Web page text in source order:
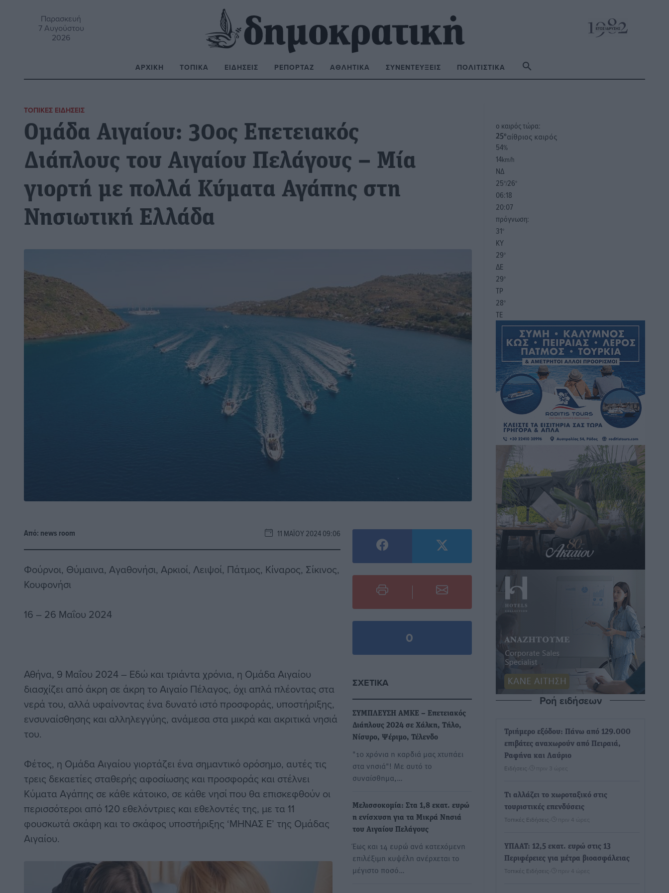
Παρασκευή
7 Αυγούστου
2026
ΑΡΧΙΚΉ ΤΟΠΙΚΆ ΕΙΔΉΣΕΙΣ ΡΕΠΟΡΤΆΖ ΑΘΛΗΤΙΚΆ ΣΥΝΕΝΤΕΎΞΕΙΣ ΠΟΛΙΤΙΣΤΙΚΆ
ΤΟΠΙΚΈΣ ΕΙΔΉΣΕΙΣ
Ομάδα Αιγαίου: 30ος Επετειακός
Διάπλους του Αιγαίου Πελάγους – Μία
γιορτή με πολλά Κύματα Αγάπης στη
Νησιωτική Ελλάδα
Από: news room 11 ΜΑΪ́ΟΥ 2024 09:06
Φούρνοι, Θύμαινα, Αγαθονήσι, Αρκιοί, Λειψοί, Πάτμος, Κίναρος, Σίκινος,
Κουφονήσι
16 – 26 Μαΐου 2024
Αθήνα, 9 Μαΐου 2024 – Εδώ και τριάντα χρόνια, η Ομάδα Αιγαίου
διασχίζει από άκρη σε άκρη το Αιγαίο Πέλαγος, όχι απλά πλέοντας στα
νερά του, αλλά υφαίνοντας ένα δυνατό ιστό προσφοράς, υποστήριξης,
ενσυναίσθησης και αλληλεγγύης, ανάμεσα στα μικρά και ακριτικά νησιά
του.
Φέτος, η Ομάδα Αιγαίου γιορτάζει ένα σημαντικό ορόσημο, αυτές τις
τρεις δεκαετίες σταθερής αφοσίωσης και προσφοράς και στέλνει
Κύματα Αγάπης σε κάθε κάτοικο, σε κάθε νησί που θα επισκεφθούν οι
περισσότεροι από 120 εθελόντριες και εθελοντές της, με τα 11
φουσκωτά σκάφη και το σκάφος υποστήριξης ‘ΜΗΝΑΣ Ε’ της Ομάδας
Αιγαίου.
0
ΣΧΕΤΙΚΆ
ΣΥΜΠΛΕΥΣΗ ΑΜΚΕ – Επετειακός
Διάπλους 2024 σε Χάλκη, Τήλο,
Νίσυρο, Ψέριμο, Τέλενδο
"10 χρόνια η καρδιά μας χτυπάει
στα νησιά"! Mε αυτό το
συναίσθημα,…
Μελισσοκομία: Στα 1,8 εκατ. ευρώ
η ενίσχυση για τα Μικρά Νησιά
του Αιγαίου Πελάγους
Έως και 14 ευρώ ανά κατεχόμενη
επιλέξιμη κυψέλη ανέρχεται το
μέγιστο ποσό…
o καιρός τώρα:
25°αίθριος καιρός
54%
14km/h
ΝΔ
25°/26°
06:18
20:07
πρόγνωση:
31°
ΚΥ
29°
ΔΕ
29°
ΤΡ
28°
ΤΕ
Ροή ειδήσεων
Τριήμερο εξόδου: Πάνω από 129.000
επιβάτες αναχωρούν από Πειραιά,
Ραφήνα και Λαύριο
Ειδήσεις πριν 3 ώρες
Τι αλλάζει το χωροταξικό στις
τουριστικές επενδύσεις
Τοπικές Ειδήσεις πριν 4 ώρες
ΥΠΑΑΤ: 12,5 εκατ. ευρώ στις 13
Περιφέρειες για μέτρα βιοασφάλειας
Τοπικές Ειδήσεις πριν 4 ώρες